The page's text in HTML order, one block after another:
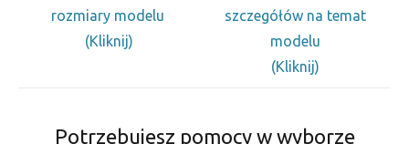
rozmiary modelu
(Kliknij)
szczegółów na temat
modelu
(Kliknij)
Potrzebujesz pomocy w wyborze